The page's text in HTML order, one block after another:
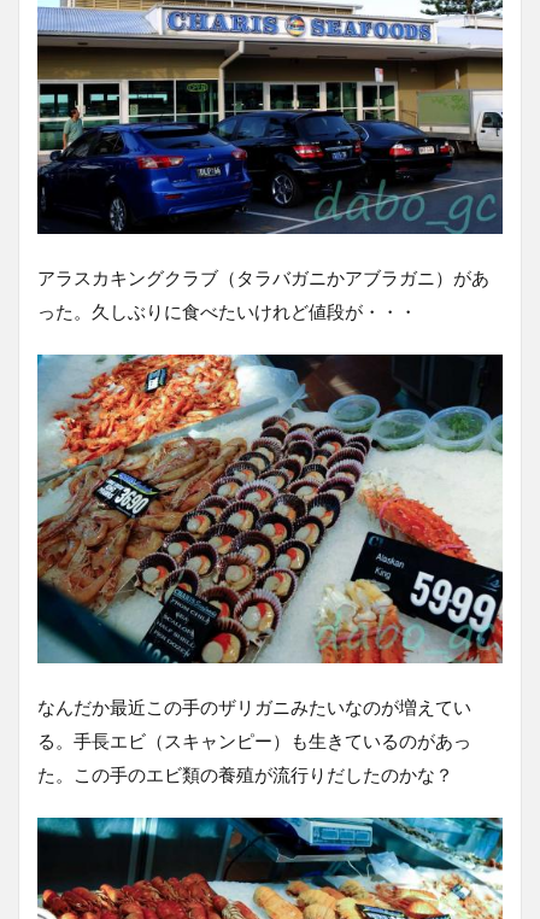
アラスカキングクラブ（タラバガニかアブラガニ）があ
った。久しぶりに食べたいけれど値段が・・・
なんだか最近この手のザリガニみたいなのが増えてい
る。手長エビ（スキャンピー）も生きているのがあっ
た。この手のエビ類の養殖が流行りだしたのかな？